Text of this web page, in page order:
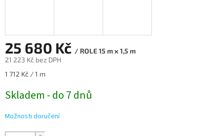
25 680 Kč / ROLE 15 m x 1,5 m
21 223 Kč bez DPH
Měrná
1 712 Kč / 1 m
Skladem - do 7 dnů
Možnosti doručení